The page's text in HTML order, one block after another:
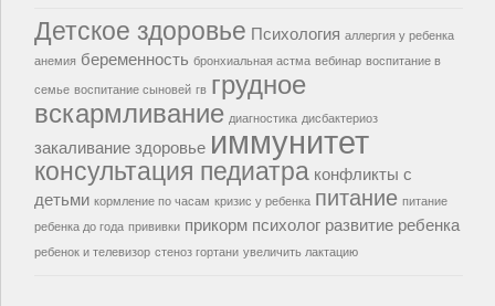
Детское здоровье Психология аллергия у ребенка
анемия беременность бронхиальная астма вебинар воспитание в
семье воспитание сыновей гв грудное
вскармливание диагностика дисбактериоз
закаливание здоровье иммунитет
консультация педиатра конфликты с
детьми кормление по часам кризис у ребенка питание питание
ребенка до года прививки прикорм психолог развитие ребенка
ребенок и телевизор стеноз гортани увеличить лактацию